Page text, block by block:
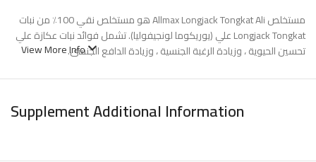
مستخلص Allmax Longjack Tongkat Ali هو مستخلص نقي 100٪ من نبات
Longjack Tongkat علي (يوريكوما لونجيفوليا). تشمل فوائد نبات عكازة علي
تحسين الحيوية ، وزيادة الرغبة الجنسية ، وزيادة الدافع الجنسي.
عند استخدامه وفقًا للإرشادات ، قد يساعد Allmax Tongkat Ali في تعزيز
يساعد في تعزيز الحيوية والدافع الجنسي
View More Info
Supplement Additional Information